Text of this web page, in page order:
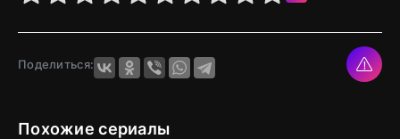
Поделиться:
Похожие сериалы